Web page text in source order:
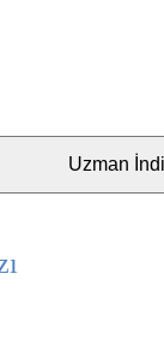
Uzman